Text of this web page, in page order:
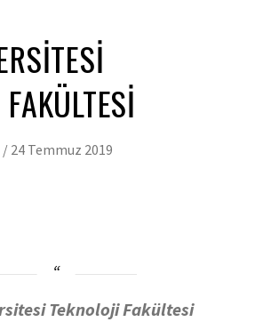
/ 24 Temmuz 2019
Teknoloji Fakültesi